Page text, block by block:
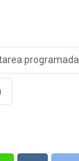
programada